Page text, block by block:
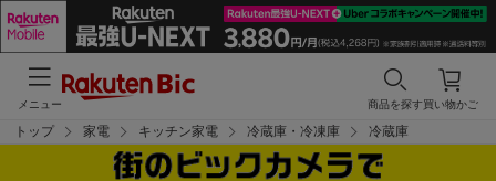
買い物かご
商品を探す
メニュー
トップ 家電 キッチン家電 冷蔵庫・冷凍庫 冷蔵庫